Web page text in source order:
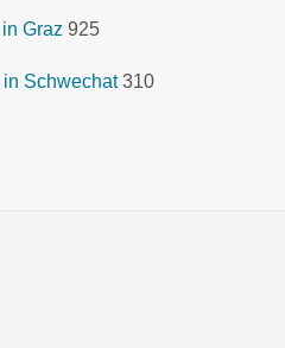
Graz 925
Schwechat 310